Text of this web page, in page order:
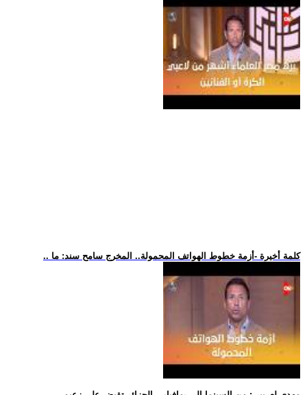
.. كلمة أخيرة -أزمة خطوط الهواتف المحمولة.. المخرج سامح سند: ما